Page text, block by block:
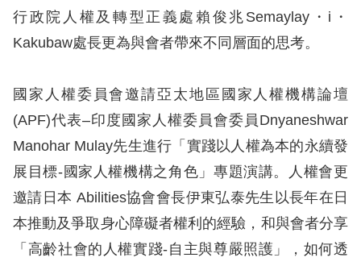
快
捷
選
擇
語
行政院人權及轉型正義處賴俊兆Semaylay・i・
Kakubaw處長更為與會者帶來不同層面的思考。
國家人權委員會邀請亞太地區國家人權機構論壇
(APF)代表–印度國家人權委員會委員Dnyaneshwar
Manohar Mulay先生進行「實踐以人權為本的永續發
展目標-國家人權機構之角色」專題演講。人權會更
邀請日本 Abilities協會會長伊東弘泰先生以長年在日
本推動及爭取身心障礙者權利的經驗，和與會者分享
「高齡社會的人權實踐-自主與尊嚴照護」，如何透